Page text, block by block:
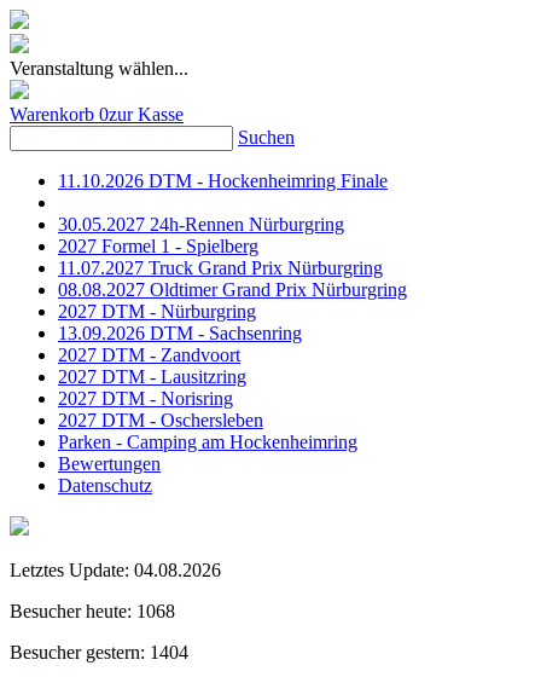
Veranstaltung wählen...
Warenkorb 0zur Kasse
Suchen
11.10.2026 DTM - Hockenheimring Finale
30.05.2027 24h-Rennen Nürburgring
2027 Formel 1 - Spielberg
11.07.2027 Truck Grand Prix Nürburgring
08.08.2027 Oldtimer Grand Prix Nürburgring
2027 DTM - Nürburgring
13.09.2026 DTM - Sachsenring
2027 DTM - Zandvoort
2027 DTM - Lausitzring
2027 DTM - Norisring
2027 DTM - Oschersleben
Parken - Camping am Hockenheimring
Bewertungen
Datenschutz
Letztes Update: 04.08.2026
Besucher heute: 1068
Besucher gestern: 1404